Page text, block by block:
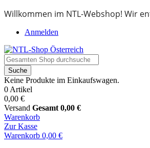
Willkommen im NTL-Webshop! Wir
Anmelden
Suche
Keine Produkte im Einkaufswagen.
0 Artikel
0,00 €
Versand Gesamt 0,00 €
Warenkorb
Zur Kasse
Warenkorb 0,00 €